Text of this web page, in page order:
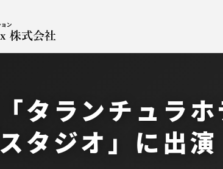
タランチュラ
タジオ」に出演